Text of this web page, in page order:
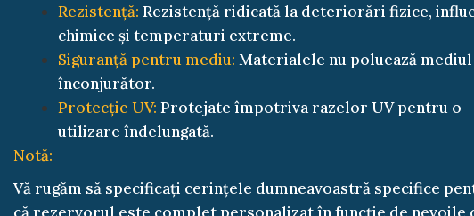
Rezistență: Rezistență ridicată la deteriorări fizice,
chimice și temperaturi extreme.
Siguranță pentru mediu: Materialele nu poluează mediul
înconjurător.
Protecție UV: Protejate împotriva razelor UV pentru o
utilizare îndelungată.
Notă:
Vă rugăm să specificați cerințele dumneavoastră specifice